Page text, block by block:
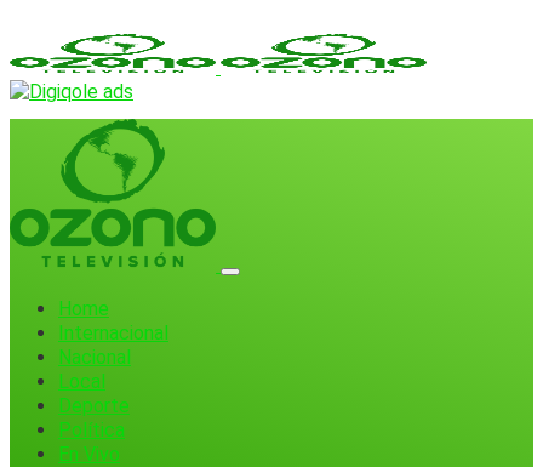
Home
Internacional
Nacional
Local
Deporte
Política
En Vivo